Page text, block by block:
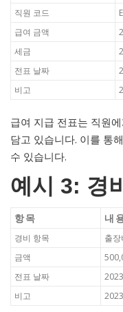
직원 코드
급여 금액
세금
전표 날짜
비고
급여 지급 전표는 직원
담고 있습니다. 이를 통
수 있습니다.
예시 3: 경
항목 내
경비 항목
출장
금액
전표 날짜
비고